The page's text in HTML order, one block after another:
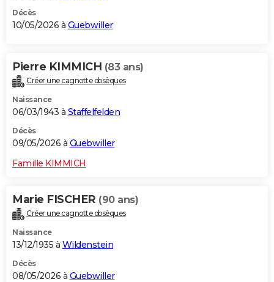
Décès
10/05/2026 à Guebwiller
Pierre KIMMICH (83 ans)
Créer une cagnotte obsèques
Naissance
06/03/1943 à Staffelfelden
Décès
09/05/2026 à Guebwiller
Famille KIMMICH
Marie FISCHER (90 ans)
Créer une cagnotte obsèques
Naissance
13/12/1935 à Wildenstein
Décès
08/05/2026 à Guebwiller